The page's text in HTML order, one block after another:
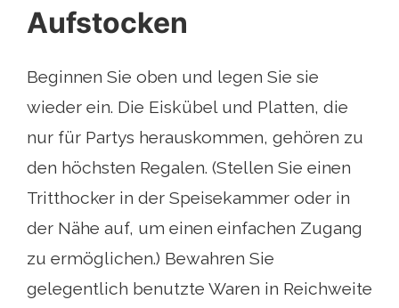
Aufstocken
Beginnen Sie oben und legen Sie sie
wieder ein. Die Eiskübel und Platten, die
nur für Partys herauskommen, gehören zu
den höchsten Regalen. (Stellen Sie einen
Tritthocker in der Speisekammer oder in
der Nähe auf, um einen einfachen Zugang
zu ermöglichen.) Bewahren Sie
gelegentlich benutzte Waren in Reichweite